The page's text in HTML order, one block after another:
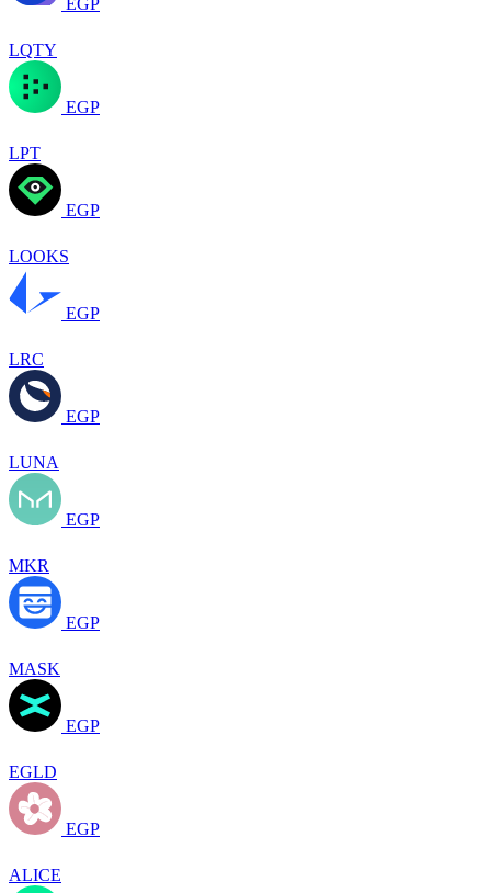
LQTY
EGP
LPT
EGP
LOOKS
EGP
LRC
EGP
LUNA
EGP
MKR
EGP
MASK
EGP
EGLD
EGP
ALICE